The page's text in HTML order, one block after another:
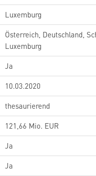
Luxemburg
Österreich, Deutschland,
Luxemburg
Ja
10.03.2020
thesaurierend
121,66 Mio. EUR
Ja
Ja